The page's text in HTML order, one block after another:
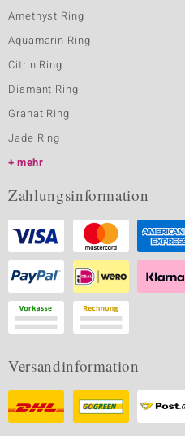
Amethyst Ring
Aquamarin Ring
Citrin Ring
Diamant Ring
Granat Ring
Jade Ring
mehr
Zahlungsinformation
Versandinformation